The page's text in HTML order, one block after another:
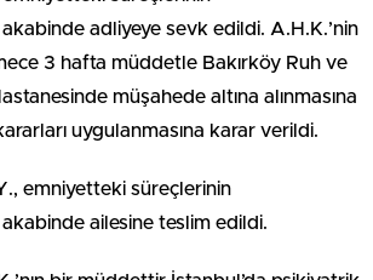
akabinde adliyeye sevk edildi. A.H.K.’nin
3 hafta müddetle Bakırköy Ruh ve
müşahede altına alınmasına
uygulanmasına karar verildi.
emniyetteki süreçlerinin
akabinde ailesine teslim edildi.